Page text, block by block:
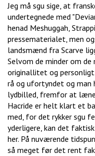
Jeg må sgu sige, at
undertegnede med
henad Meshuggah,
pressematerialet, men
landsmænd fra Scarve
Selvom de minder om
originallitet og
rå og ufortyndet og man
lydbilled, fremfor at læne
Hacride er helt klart et
med, for det rykker sgu
yderligere, kan det
her. På nuværende
så meget før det rent